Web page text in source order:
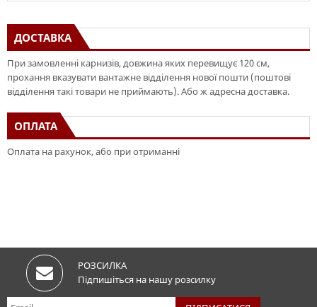
ДОСТАВКА
При замовленні карнизів, довжина яких перевищує 120 см,
прохання вказувати вантажне відділення нової пошти (поштові
відділення такі товари не приймають). Або ж адресна доставка.
ОПЛАТА
Оплата на рахунок, або при отриманні
РОЗСИЛКА
Підпишіться на нашу розсилку